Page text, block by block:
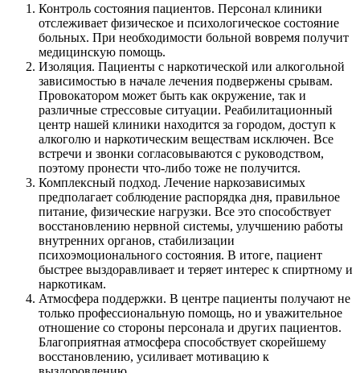
Контроль состояния пациентов. Персонал клиники
отслеживает физическое и психологическое состояние
больных. При необходимости больной вовремя получит
медицинскую помощь.
Изоляция. Пациенты с наркотической или алкогольной
зависимостью в начале лечения подвержены срывам.
Провокатором может быть как окружение, так и
различные стрессовые ситуации. Реабилитационный
центр нашей клиники находится за городом, доступ к
алкоголю и наркотическим веществам исключен. Все
встречи и звонки согласовываются с руководством,
поэтому пронести что-либо тоже не получится.
Комплексный подход. Лечение наркозависимых
предполагает соблюдение распорядка дня, правильное
питание, физические нагрузки. Все это способствует
восстановлению нервной системы, улучшению работы
внутренних органов, стабилизации
психоэмоционального состояния. В итоге, пациент
быстрее выздоравливает и теряет интерес к спиртному и
наркотикам.
Атмосфера поддержки. В центре пациенты получают не
только профессиональную помощь, но и уважительное
отношение со стороны персонала и других пациентов.
Благоприятная атмосфера способствует скорейшему
восстановлению, усиливает мотивацию к